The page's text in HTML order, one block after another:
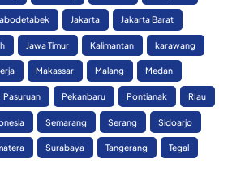
Jakarta Jakarta Barat
Jawa Timur Kalimantan karawang
Makassar Malang Medan
Pasuruan Pekanbaru Pontianak RIau
Semarang Serang Sidoarjo
Surabaya Tangerang Tegal